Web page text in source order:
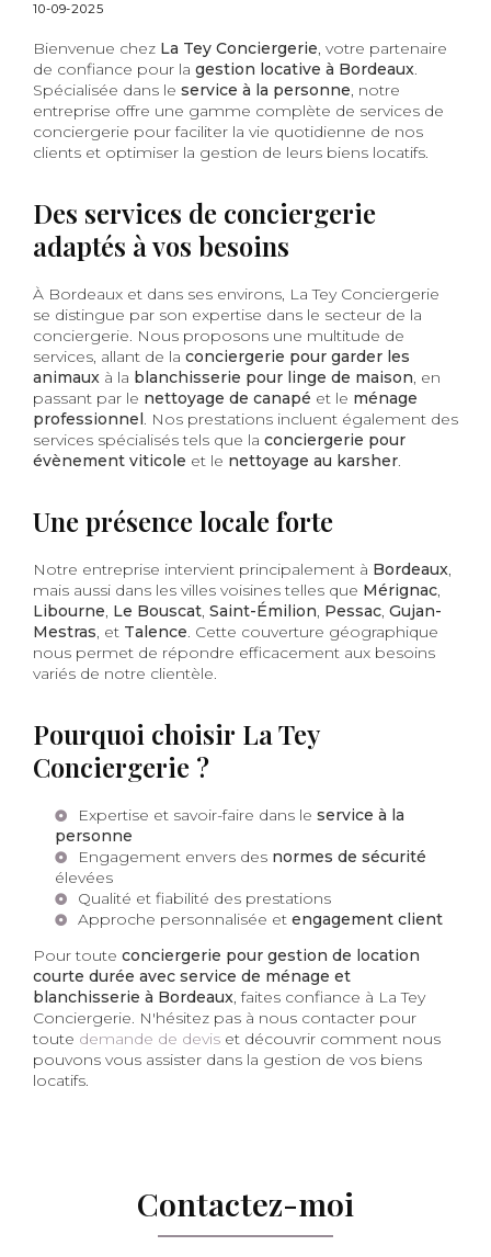
10-09-2025
Bienvenue chez La Tey Conciergerie, votre partenaire
de confiance pour la gestion locative à Bordeaux.
Spécialisée dans le service à la personne, notre
entreprise offre une gamme complète de services de
conciergerie pour faciliter la vie quotidienne de nos
clients et optimiser la gestion de leurs biens locatifs.
Des services de conciergerie
adaptés à vos besoins
À Bordeaux et dans ses environs, La Tey Conciergerie
se distingue par son expertise dans le secteur de la
conciergerie. Nous proposons une multitude de
services, allant de la conciergerie pour garder les
animaux à la blanchisserie pour linge de maison, en
passant par le nettoyage de canapé et le ménage
professionnel . Nos prestations incluent également des
services spécialisés tels que la conciergerie pour
évènement viticole et le nettoyage au karsher.
Une présence locale forte
Notre entreprise intervient principalement à Bordeaux,
mais aussi dans les villes voisines telles que Mérignac,
Libourne, Le Bouscat, Saint-Émilion, Pessac, Gujan-
Mestras, et Talence. Cette couverture géographique
nous permet de répondre efficacement aux besoins
variés de notre clientèle.
Pourquoi choisir La Tey
Conciergerie ?
Expertise et savoir-faire dans le service à la
personne
Engagement envers des normes de sécurité
élevées
Qualité et fiabilité des prestations
Approche personnalisée et engagement client
Pour toute conciergerie pour gestion de location
courte durée avec service de ménage et
blanchisserie à Bordeaux, faites confiance à La Tey
Conciergerie. N'hésitez pas à nous contacter pour
toute demande de devis et découvrir comment nous
pouvons vous assister dans la gestion de vos biens
locatifs.
Contactez-moi